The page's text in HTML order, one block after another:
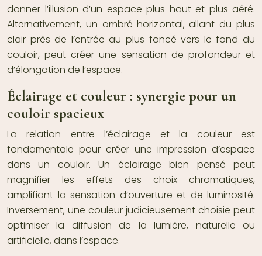
donner l’illusion d’un espace plus haut et plus aéré.
Alternativement, un ombré horizontal, allant du plus
clair près de l’entrée au plus foncé vers le fond du
couloir, peut créer une sensation de profondeur et
d’élongation de l’espace.
Éclairage et couleur : synergie pour un
couloir spacieux
La relation entre l’éclairage et la couleur est
fondamentale pour créer une impression d’espace
dans un couloir. Un éclairage bien pensé peut
magnifier les effets des choix chromatiques,
amplifiant la sensation d’ouverture et de luminosité.
Inversement, une couleur judicieusement choisie peut
optimiser la diffusion de la lumière, naturelle ou
artificielle, dans l’espace.